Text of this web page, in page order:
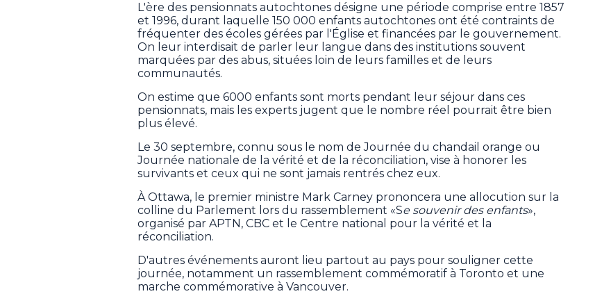
L'ère des pensionnats autochtones désigne une période comprise entre 1857
et 1996, durant laquelle 150 000 enfants autochtones ont été contraints de
fréquenter des écoles gérées par l'Église et financées par le gouvernement.
On leur interdisait de parler leur langue dans des institutions souvent
marquées par des abus, situées loin de leurs familles et de leurs
communautés.
On estime que 6000 enfants sont morts pendant leur séjour dans ces
pensionnats, mais les experts jugent que le nombre réel pourrait être bien
plus élevé.
Le 30 septembre, connu sous le nom de Journée du chandail orange ou
Journée nationale de la vérité et de la réconciliation, vise à honorer les
survivants et ceux qui ne sont jamais rentrés chez eux.
À Ottawa, le premier ministre Mark Carney prononcera une allocution sur la
colline du Parlement lors du rassemblement «Se souvenir des enfants»,
organisé par APTN, CBC et le Centre national pour la vérité et la
réconciliation.
D'autres événements auront lieu partout au pays pour souligner cette
journée, notamment un rassemblement commémoratif à Toronto et une
marche commémorative à Vancouver.